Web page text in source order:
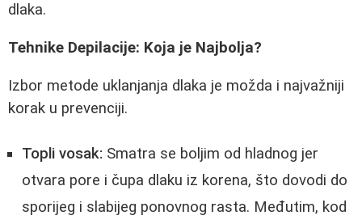
dlaka.
Tehnike Depilacije: Koja je Najbolja?
Izbor metode uklanjanja dlaka je možda i najvažniji
korak u prevenciji.
Topli vosak: Smatra se boljim od hladnog jer
otvara pore i čupa dlaku iz korena, što dovodi do
sporijeg i slabijeg ponovnog rasta. Međutim, kod